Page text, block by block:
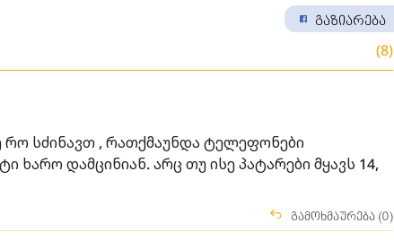
გაზიარება
(8)
რო სძინავთ , რათქმაუნდა ტელეფონები
ხარო დამცინიან. არც თუ ისე პატარები მყავს 14,
გამოხმაურება (0)